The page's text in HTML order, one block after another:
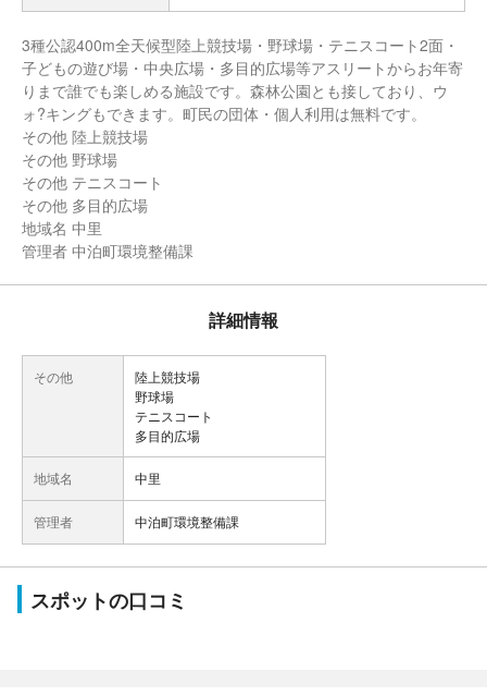
3種公認400m全天候型陸上競技場・野球場・テニスコート2面・
子どもの遊び場・中央広場・多目的広場等アスリートからお年寄
りまで誰でも楽しめる施設です。森林公園とも接しており、ウ
ォ?キングもできます。町民の団体・個人利用は無料です。
その他 陸上競技場
その他 野球場
その他 テニスコート
その他 多目的広場
地域名 中里
管理者 中泊町環境整備課
詳細情報
その他
陸上競技場
野球場
テニスコート
多目的広場
地域名 中里
管理者 中泊町環境整備課
スポットの口コミ